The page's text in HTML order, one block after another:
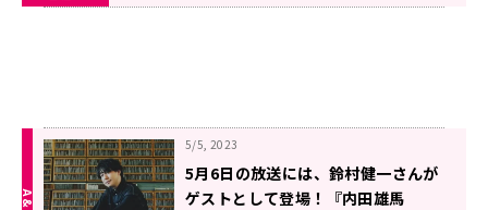
5/5, 2023
5月6日の放送には、鈴村健一さんが
ゲストとして登場！『内田雄馬